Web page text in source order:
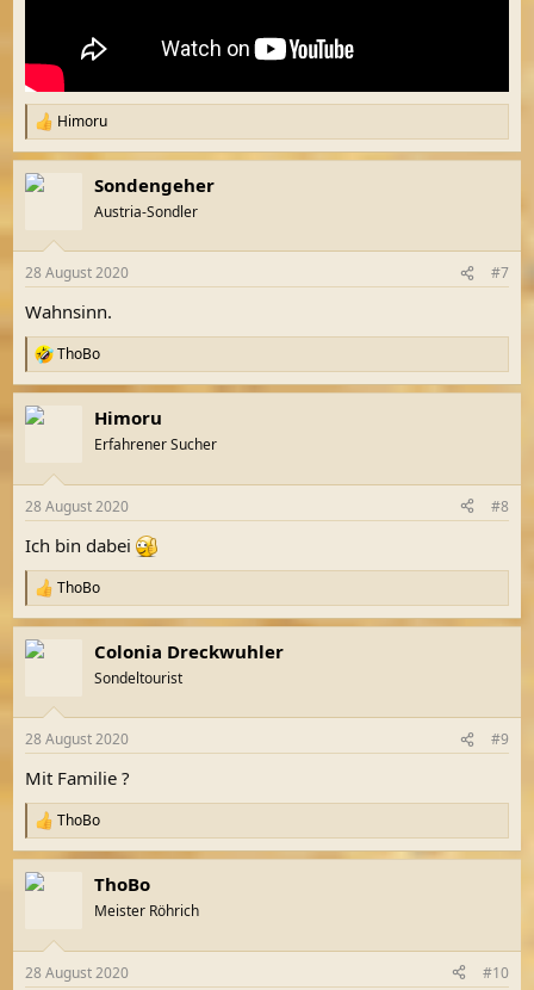
R
e
a
k
e
:
Himoru
Sondengeher
Austria-Sondler
28 August 2020 #7
Wahnsinn.
R
e
a
k
e
:
ThoBo
Himoru
Erfahrener Sucher
28 August 2020 #8
Ich bin dabei
R
e
a
k
e
:
ThoBo
Colonia Dreckwuhler
Sondeltourist
28 August 2020 #9
Mit Familie ?
R
e
a
k
e
ThoBo
ThoBo
Meister Röhrich
28 August 2020 #10